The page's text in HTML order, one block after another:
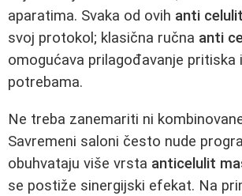
aparatima. Svaka od ovih anti
svoj protokol; klasična ručna anti
omogućava prilagođavanje pritiska
potrebama.
Ne treba zanemariti ni
Savremeni saloni često nude
obuhvataju više vrsta anticelulit
se postiže sinergijski efekat. Na